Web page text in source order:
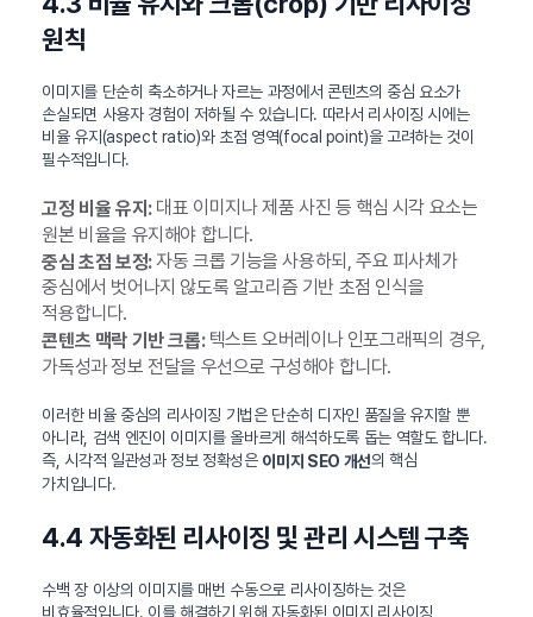
원칙
이미지를 단순히 축소하거나 자르는 과정에서 콘텐츠의 중심 요소가
손실되면 사용자 경험이 저하될 수 있습니다. 따라서 리사이징 시에는
비율 유지(aspect ratio)와 초점 영역(focal point)을 고려하는 것이
필수적입니다.
고정 비율 유지:대표 이미지나 제품 사진 등 핵심 시각 요소는
원본 비율을 유지해야 합니다.
중심 초점 보정:자동 크롭 기능을 사용하되, 주요 피사체가
중심에서 벗어나지 않도록 알고리즘 기반 초점 인식을
적용합니다.
콘텐츠 맥락 기반 크롭:텍스트 오버레이나 인포그래픽의 경우,
가독성과 정보 전달을 우선으로 구성해야 합니다.
이러한 비율 중심의 리사이징 기법은 단순히 디자인 품질을 유지할 뿐
아니라, 검색 엔진이 이미지를 올바르게 해석하도록 돕는 역할도 합니다.
즉, 시각적 일관성과 정보 정확성은 이미지 SEO 개선의 핵심
가치입니다.
4.4 자동화된 리사이징 및 관리 시스템 구축
수백 장 이상의 이미지를 매번 수동으로 리사이징하는 것은
비효율적입니다. 이를 해결하기 위해 자동화된 이미지 리사이징